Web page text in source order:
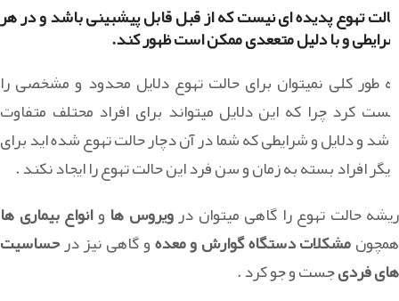
حالت تهوع پدیده ای نیست که از قبل قابل پیشبینی باشد و در هر
شرایطی و با دلیل متععدی ممکن است ظهور کند.
به طور کلی نمیتوان برای حالت تهوع دلایل محدود و مشخصی را
لیست کرد چرا که این دلایل میتواند برای افراد محتلف متفاوت
باشد و دلایل و شرایطی که شما در آن دچار حالت تهوع شده اید برای
دیگر افراد بسته به زمان و سن فرد این حالت تهوع را ایجاد نکند .
ریشه حالت تهوع را گاهی میتوان درویروس ها وانواع بیماری ها
همچونمشکلات دستگاه گوارش و معدهو گاهی نیز درحساسیت
های فردیجست و جو کرد .